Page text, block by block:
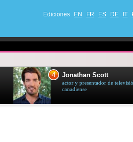
Ediciones EN FR ES DE IT
4 Jonathan Scott
actor y presentador de
canadiense